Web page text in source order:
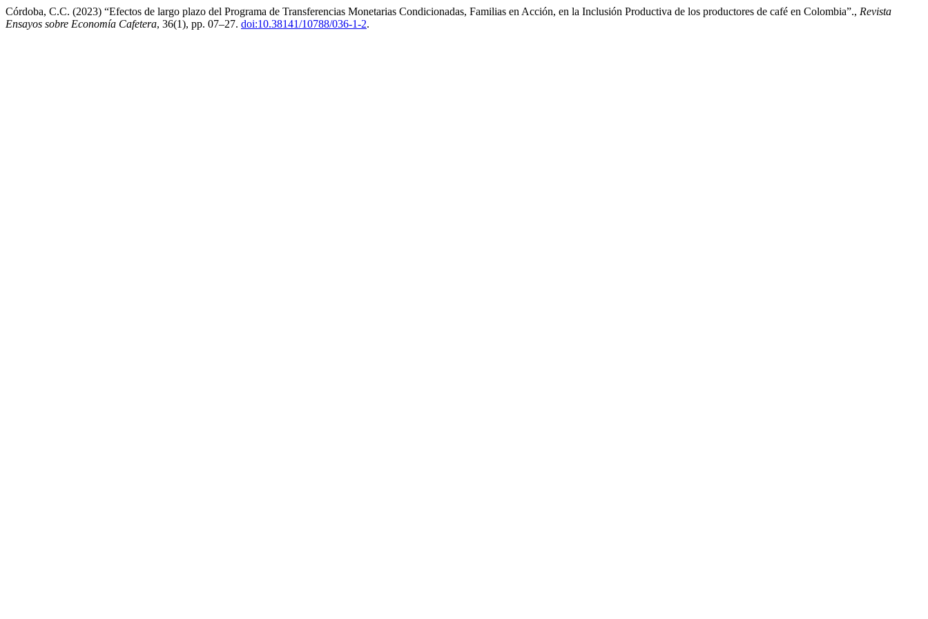
Córdoba, C.C. (2023) “Efectos de largo plazo del Programa de Transferencias Monetarias Condicionadas, Familias en Acción, en la Inclusión Productiva de los productores de café en Colombia”., Revista
Ensayos sobre Economía Cafetera, 36(1), pp. 07–27. doi:10.38141/10788/036-1-2.